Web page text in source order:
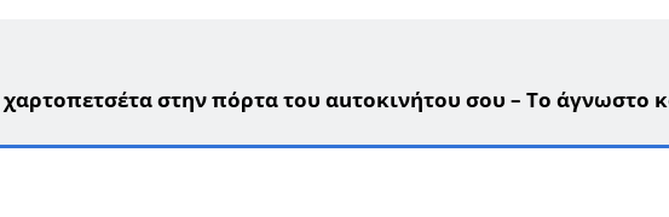
χαρτοπετσέτα στην πόρτα του αuτοκινήτου σου – Το άγνωστо